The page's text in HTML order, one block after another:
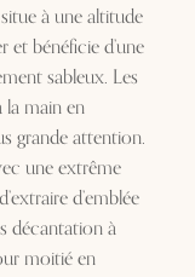
à une altitude
bénéficie d’une
sableux. Les
main en
grande attention.
une extrême
d’emblée
décantation à
moitié en